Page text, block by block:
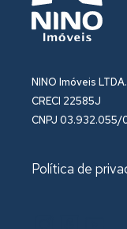
NINO Imóveis LTDA.
CRECI 22585J
CNPJ 03.932.055/
Política de